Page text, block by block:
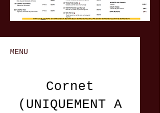
MENU
Cornet
(UNIQUEMENT A